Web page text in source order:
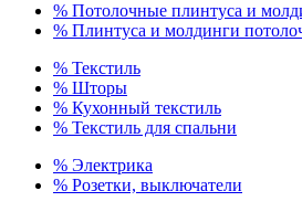
% Потолочные плинтуса и
% Плинтуса и молдинги
% Текстиль
% Шторы
% Кухонный текстиль
% Текстиль для спальни
% Электрика
% Розетки, выключатели